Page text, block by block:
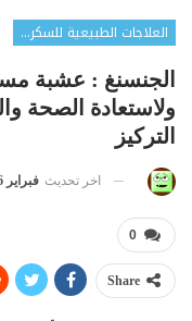
العلاجات الطبيعية للسكري
الجنسنغ : عشبة
ولاستعادة الصحة
التركيز
اخر تحديث فبراير 16, 2020
0
Share